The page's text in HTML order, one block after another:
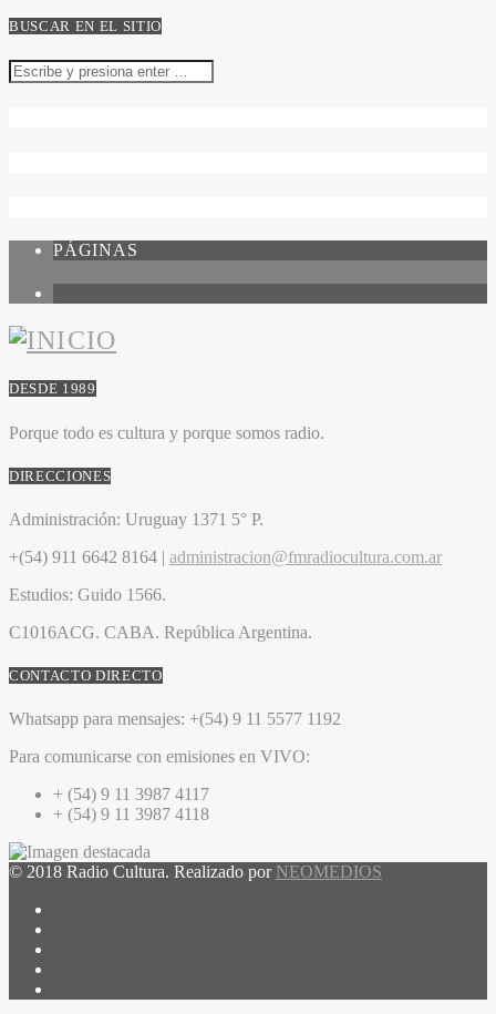
BUSCAR EN EL SITIO
PÁGINAS
DESDE 1989
Porque todo es cultura y porque somos radio.
DIRECCIONES
Administración: Uruguay 1371 5° P.
+(54) 911 6642 8164 | administracion@fmradiocultura.com.ar
Estudios: Guido 1566.
C1016ACG. CABA. República Argentina.
CONTACTO DIRECTO
Whatsapp para mensajes: +(54) 9 11 5577 1192
Para comunicarse con emisiones en VIVO:
+ (54) 9 11 3987 4117
+ (54) 9 11 3987 4118
© 2018 Radio Cultura. Realizado por NEOMEDIOS